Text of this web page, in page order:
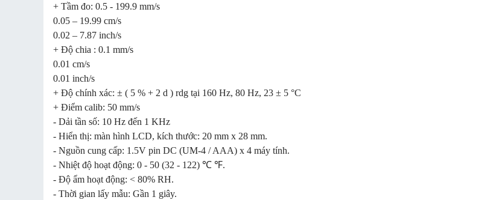
+ Tầm đo: 0.5 - 199.9 mm/s
0.05 – 19.99 cm/s
0.02 – 7.87 inch/s
+ Độ chia : 0.1 mm/s
0.01 cm/s
0.01 inch/s
+ Độ chính xác: ± ( 5 % + 2 d ) rdg tại 160 Hz, 80 Hz, 23 ± 5 °C
+ Điểm calib: 50 mm/s
- Dải tần số: 10 Hz đến 1 KHz
- Hiển thị: màn hình LCD, kích thước: 20 mm x 28 mm.
- Nguồn cung cấp: 1.5V pin DC (UM-4 / AAA) x 4 máy tính.
- Nhiệt độ hoạt động: 0 - 50 (32 - 122) ℃ ℉.
- Độ ẩm hoạt động: < 80% RH.
- Thời gian lấy mẫu: Gần 1 giây.